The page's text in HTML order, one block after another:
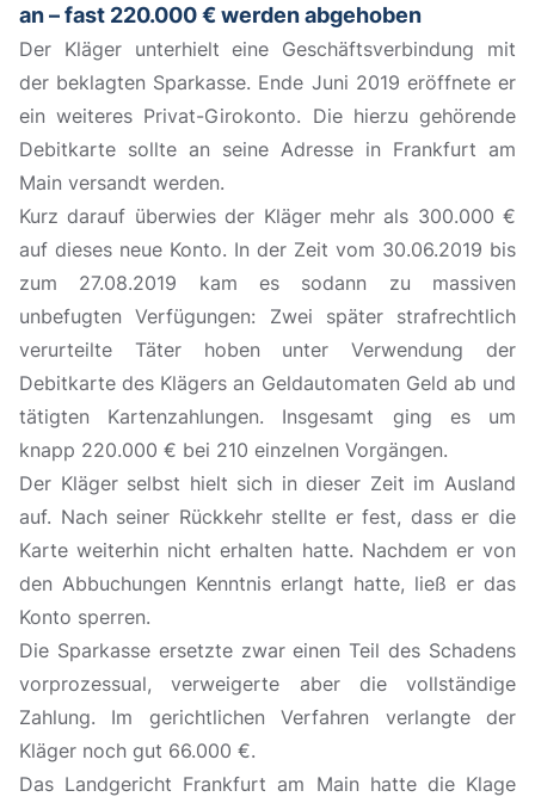
an – fast 220.000 € werden abgehoben
Der Kläger unterhielt eine Geschäftsverbindung mit
der beklagten Sparkasse. Ende Juni 2019 eröffnete er
ein weiteres Privat-Girokonto. Die hierzu gehörende
Debitkarte sollte an seine Adresse in Frankfurt am
Main versandt werden.
Kurz darauf überwies der Kläger mehr als 300.000 €
auf dieses neue Konto. In der Zeit vom 30.06.2019 bis
zum 27.08.2019 kam es sodann zu massiven
unbefugten Verfügungen: Zwei später strafrechtlich
verurteilte Täter hoben unter Verwendung der
Debitkarte des Klägers an Geldautomaten Geld ab und
tätigten Kartenzahlungen. Insgesamt ging es um
knapp 220.000 € bei 210 einzelnen Vorgängen.
Der Kläger selbst hielt sich in dieser Zeit im Ausland
auf. Nach seiner Rückkehr stellte er fest, dass er die
Karte weiterhin nicht erhalten hatte. Nachdem er von
den Abbuchungen Kenntnis erlangt hatte, ließ er das
Konto sperren.
Die Sparkasse ersetzte zwar einen Teil des Schadens
vorprozessual, verweigerte aber die vollständige
Zahlung. Im gerichtlichen Verfahren verlangte der
Kläger noch gut 66.000 €.
Das Landgericht Frankfurt am Main hatte die Klage